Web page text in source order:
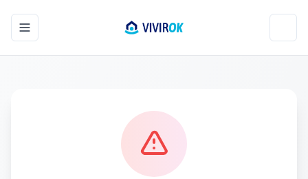
Toggle navigation menu